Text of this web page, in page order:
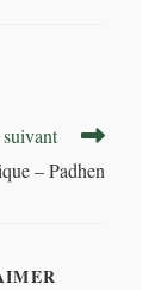
– Padhen